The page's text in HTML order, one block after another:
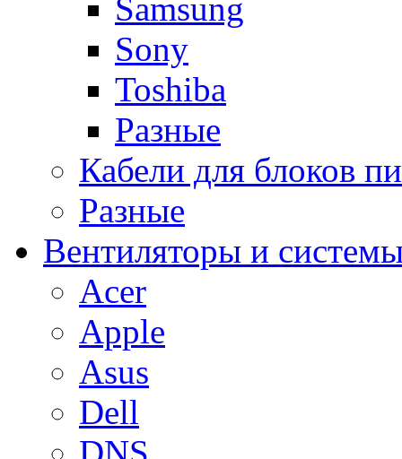
Samsung
Sony
Toshiba
Разные
Кабели для блоков
Разные
Вентиляторы и
Acer
Apple
Asus
Dell